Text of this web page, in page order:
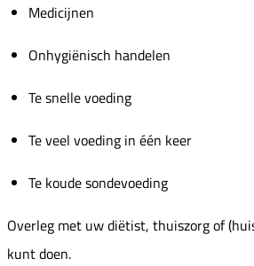
Medicijnen
Onhygiënisch handelen
Te snelle voeding
Te veel voeding in één keer
Te koude sondevoeding
Overleg met uw diëtist, thuiszorg of
kunt doen.